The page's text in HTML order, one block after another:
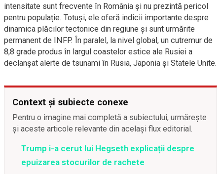
intensitate sunt frecvente în România și nu prezintă pericol
pentru populație. Totuși, ele oferă indicii importante despre
dinamica plăcilor tectonice din regiune și sunt urmărite
permanent de INFP. În paralel, la nivel global, un cutremur de
8,8 grade produs în largul coastelor estice ale Rusiei a
declanșat alerte de tsunami în Rusia, Japonia și Statele Unite.
Context și subiecte conexe
Pentru o imagine mai completă a subiectului, urmărește
și aceste articole relevante din același flux editorial.
Trump i-a cerut lui Hegseth explicații despre
epuizarea stocurilor de rachete